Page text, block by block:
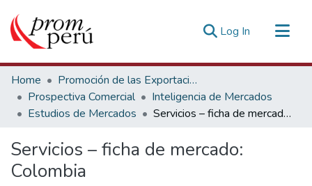
Log In (current)
Communities & Collections
All of DSpace
Statistics
Home
Promoción de las Exportaciones
Prospectiva Comercial
Inteligencia de Mercados
Estudios de Mercados
Servicios – ficha de mercado: Colombia
Servicios – ficha de mercado:
Colombia